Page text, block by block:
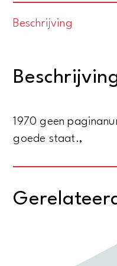
Beschrijving
1970 geen
goede staat.,